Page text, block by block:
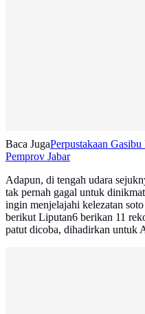
Baca JugaPerpustakaan
Pemprov Jabar
Adapun, di tengah udara
tak pernah gagal untuk
ingin menjelajahi kelezatan
berikut Liputan6 berikan 11
patut dicoba, dihadirkan untuk